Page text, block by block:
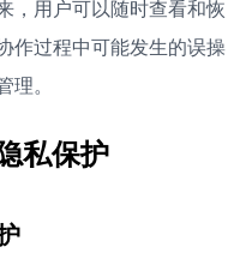
，用户可以随时查看和恢
作过程中可能发生的误操
。
私保护